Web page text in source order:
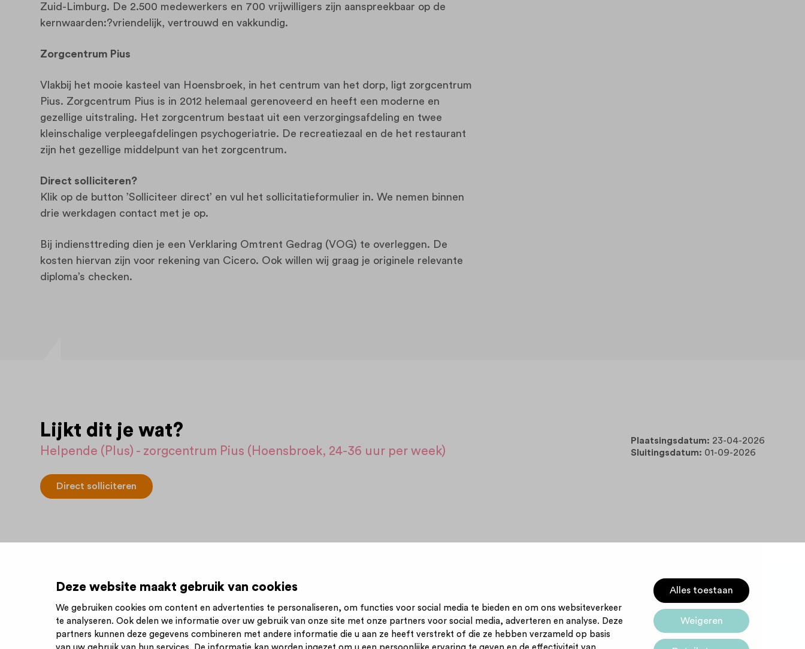
Deze website maakt gebruik van cookies
We gebruiken cookies om content en advertenties te personaliseren, om functies voor social media te bieden en om ons websiteverkeer
te analyseren. Ook delen we informatie over uw gebruik van onze site met onze partners voor social media, adverteren en analyse. Deze
partners kunnen deze gegevens combineren met andere informatie die u aan ze heeft verstrekt of die ze hebben verzameld op basis
Alles toestaan
Weigeren
Zuid-Limburg. De 2.500 medewerkers en 700 vrijwilligers zijn aanspreekbaar op de
kernwaarden:?vriendelijk, vertrouwd en vakkundig.
Zorgcentrum Pius
Vlakbij het mooie kasteel van Hoensbroek, in het centrum van het dorp, ligt zorgcentrum
Pius. Zorgcentrum Pius is in 2012 helemaal gerenoveerd en heeft een moderne en
gezellige uitstraling. Het zorgcentrum bestaat uit een verzorgingsafdeling en twee
kleinschalige verpleegafdelingen psychogeriatrie. De recreatiezaal en de het restaurant
zijn het gezellige middelpunt van het zorgcentrum.
Direct solliciteren?
Klik op de button ’Solliciteer direct’ en vul het sollicitatieformulier in. We nemen binnen
drie werkdagen contact met je op.
Bij indiensttreding dien je een Verklaring Omtrent Gedrag (VOG) te overleggen. De
kosten hiervan zijn voor rekening van Cicero. Ook willen wij graag je originele relevante
diploma’s checken.
Lijkt dit je wat?
Helpende (Plus) - zorgcentrum Pius (Hoensbroek, 24-36 uur per week)
Direct solliciteren
Plaatsingsdatum: 23-04-2026
Sluitingsdatum: 01-09-2026
Inschrijven nieuwsbrief Inloggen Contact Privacy statement Cookies
Startpunt voor jouw
carrière